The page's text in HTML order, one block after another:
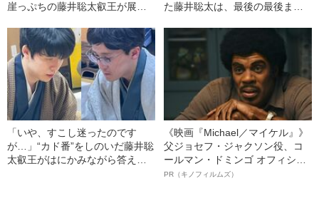
崖っぷちの藤井聡太叡王が展開
た藤井聡太は、最後の最後まで
「いや、すこし迷ったのです
が…」“カド番”をしのいだ藤井聡
太叡王がはにかみながら答えた
《映画『Michael／マイケル』》
父ジョセフ・ジャクソン役、コ
ールマン・ドミンゴ オフィシャ
ルインタビュー“観客を魅了した
PR（キノフィルムズ）